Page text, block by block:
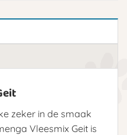
zeker in de smaak
Vleesmix Geit is